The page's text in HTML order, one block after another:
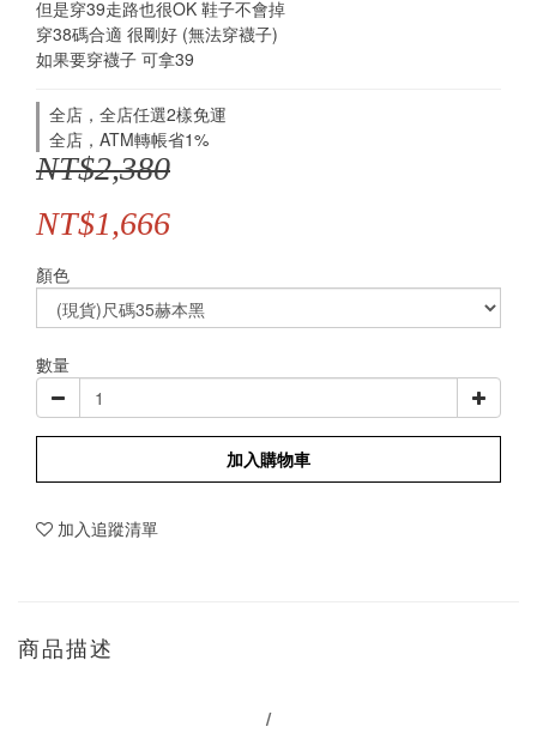
但是穿39走路也很OK 鞋子不會掉
穿38碼合適 很剛好 (無法穿襪子)
如果要穿襪子 可拿39
全店，全店任選2樣免運
全店，ATM轉帳省1%
NT$2,380
NT$1,666
顏色
數量
加入購物車
加入追蹤清單
商品描述
/